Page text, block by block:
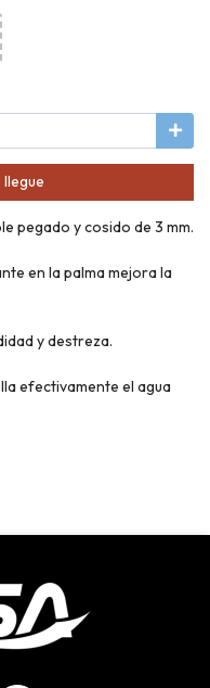
llegue
pegado y cosido de 3 mm.
en la palma mejora la
y destreza.
efectivamente el agua